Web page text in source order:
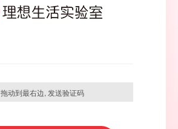
拖动到最右边, 发送验证码